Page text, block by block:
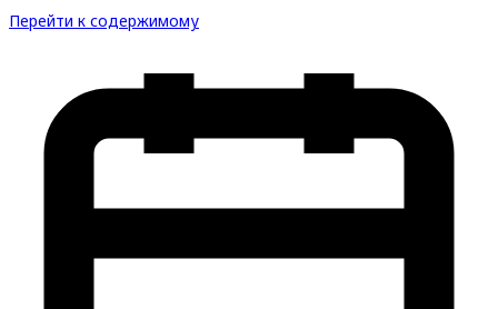
Перейти к содержимому